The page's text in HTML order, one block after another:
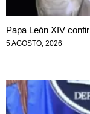
Papa León XIV
5 AGOSTO, 2026